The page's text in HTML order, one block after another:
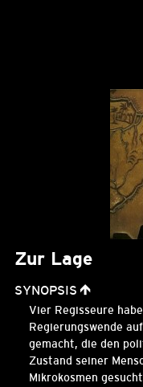
Zur Lage
SYNOPSIS
Vier Regisseure
Regierungswende
gemacht, die den
Zustand seiner
Mikrokosmen